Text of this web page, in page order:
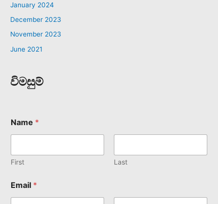
January 2024
December 2023
November 2023
June 2021
විමසුම්
Name *
First Last
Email *